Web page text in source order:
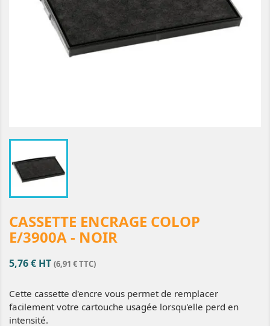
CASSETTE ENCRAGE COLOP
E/3900A - NOIR
5,76 € HT (6,91 € TTC)
Cette cassette d'encre vous permet de remplacer
facilement votre cartouche usagée lorsqu'elle perd en
intensité.